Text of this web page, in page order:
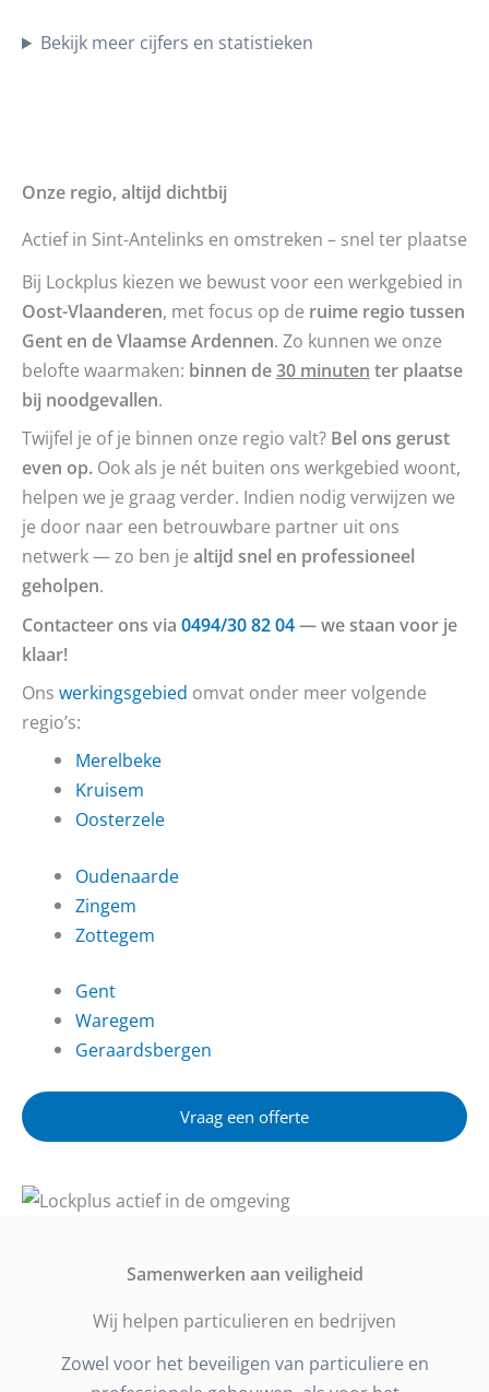
Bekijk meer cijfers en statistieken
Onze regio, altijd dichtbij
Actief in Sint-Antelinks en omstreken – snel ter plaatse
Bij Lockplus kiezen we bewust voor een werkgebied in
Oost-Vlaanderen, met focus op de ruime regio tussen
Gent en de Vlaamse Ardennen. Zo kunnen we onze
belofte waarmaken: binnen de30 minuten ter plaatse
bij noodgevallen.
Twijfel je of je binnen onze regio valt? Bel ons gerust
even op. Ook als je nét buiten ons werkgebied woont,
helpen we je graag verder. Indien nodig verwijzen we
je door naar een betrouwbare partner uit ons
netwerk — zo ben je altijd snel en professioneel
geholpen.
Contacteer ons via 0494/30 82 04— we staan voor je
klaar!
Ons werkingsgebied omvat onder meer volgende
regio’s:
Merelbeke
Kruisem
Oosterzele
Oudenaarde
Zingem
Zottegem
Gent
Waregem
Geraardsbergen
Vraag een offerte
Samenwerken aan veiligheid
Wij helpen particulieren en bedrijven
Zowel voor het beveiligen van particuliere en